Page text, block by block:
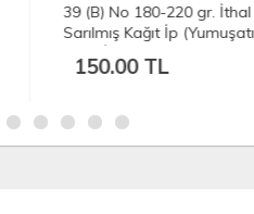
39 (B) No 180-220 gr. İthal
Sarılmış Kağıt İp (Yumuşatılmış
150.00 TL